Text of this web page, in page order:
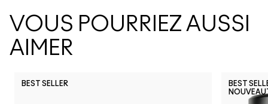
VOUS POURRIEZ AUSSI
AIMER
BEST SELLER
BEST